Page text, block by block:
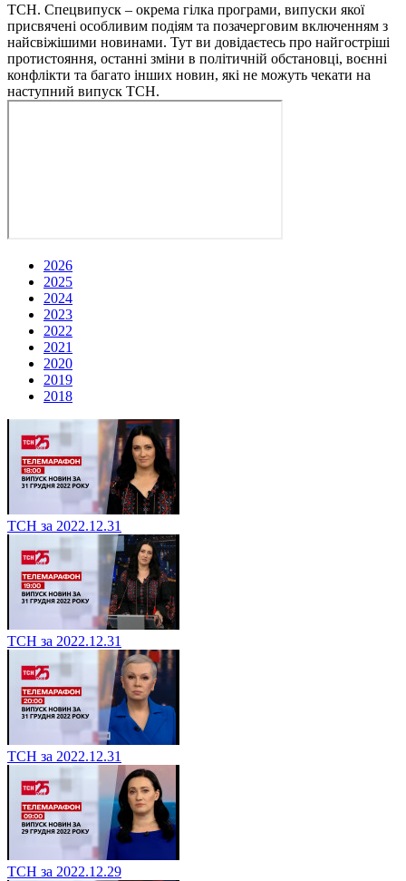
ТСН. Спецвипуск – окрема гілка програми, випуски якої
присвячені особливим подіям та позачерговим включенням з
найсвіжішими новинами. Тут ви довідаєтесь про найгостріші
протистояння, останні зміни в політичній обстановці, воєнні
конфлікти та багато інших новин, які не можуть чекати на
наступний випуск ТСН.
2026
2025
2024
2023
2022
2021
2020
2019
2018
ТСН за 2022.12.31
ТСН за 2022.12.31
ТСН за 2022.12.31
ТСН за 2022.12.29